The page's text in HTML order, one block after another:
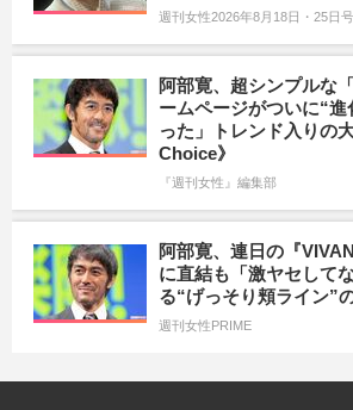
週刊女性2026年8月18日・25日号
阿部寛、超シンプルな
ームページがついに“
った」トレンド入りの
Choice》
『週刊女性』編集部
阿部寛、連日の『
に直結も「激ヤセして
る“げっそり頬ライン”
週刊女性PRIME